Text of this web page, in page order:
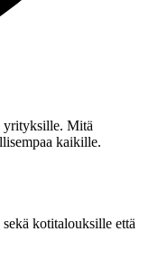
yrityksille. Mitä
kaikille.
kotitalouksille että